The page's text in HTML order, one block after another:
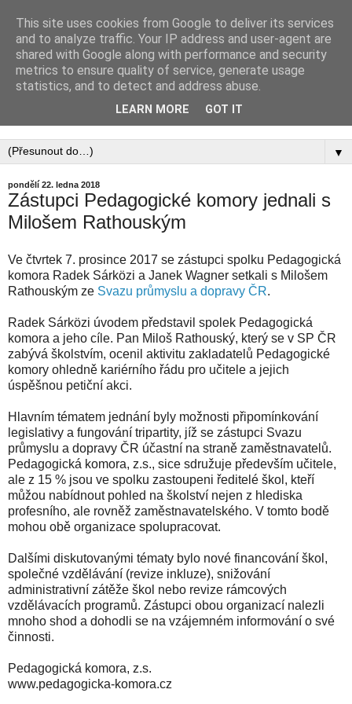
PEDAGOGICKÁ
KOMORA, ZAPSANÝ
▼
pondělí 22. ledna 2018
Zástupci Pedagogické komory jednali s
Milošem Rathouským
Ve čtvrtek 7. prosince 2017 se zástupci spolku Pedagogická
komora Radek Sárközi a Janek Wagner setkali s Milošem
Rathouským ze Svazu průmyslu a dopravy ČR.
Radek Sárközi úvodem představil spolek Pedagogická
komora a jeho cíle. Pan Miloš Rathouský, který se v SP ČR
zabývá školstvím, ocenil aktivitu zakladatelů Pedagogické
komory ohledně kariérního řádu pro učitele a jejich
úspěšnou petiční akci.
Hlavním tématem jednání byly možnosti připomínkování
legislativy a fungování tripartity, jíž se zástupci Svazu
průmyslu a dopravy ČR účastní na straně zaměstnavatelů.
Pedagogická komora, z.s., sice sdružuje především učitele,
ale z 15 % jsou ve spolku zastoupeni ředitelé škol, kteří
můžou nabídnout pohled na školství nejen z hlediska
profesního, ale rovněž zaměstnavatelského. V tomto bodě
mohou obě organizace spolupracovat.
Dalšími diskutovanými tématy bylo nové financování škol,
společné vzdělávání (revize inkluze), snižování
administrativní zátěže škol nebo revize rámcových
vzdělávacích programů. Zástupci obou organizací nalezli
mnoho shod a dohodli se na vzájemném informování o své
činnosti.
Pedagogická komora, z.s.
www.pedagogicka-komora.cz
This site uses cookies from Google to deliver its services
and to analyze traffic. Your IP address and user-agent are
shared with Google along with performance and security
metrics to ensure quality of service, generate usage
statistics, and to detect and address abuse.
LEARN MORE GOT IT